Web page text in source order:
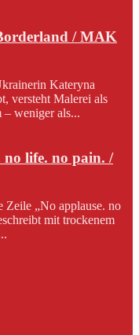
/ MAK
Kateryna
versteht Malerei als
weniger als...
life. no pain. /
Zeile „No applause. no
mit trockenem